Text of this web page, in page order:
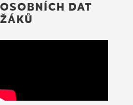
OSOBNÍCH DAT
ŽÁKŮ